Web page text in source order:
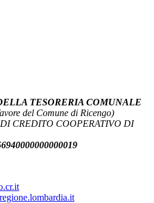
TESORERIA COMUNALE
del Comune di Ricengo)
CREDITO COOPERATIVO DI